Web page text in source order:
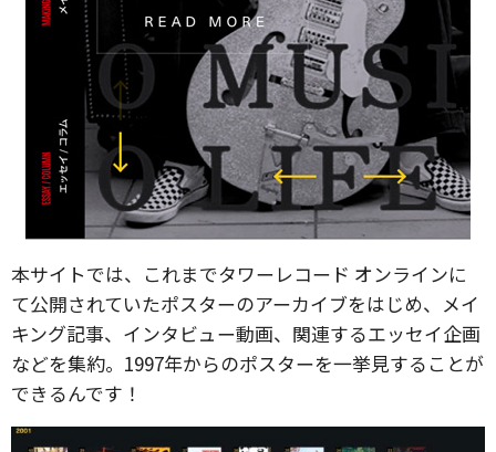
本サイトでは、これまでタワーレコード オンラインに
て公開されていたポスターのアーカイブをはじめ、メイ
キング記事、インタビュー動画、関連するエッセイ企画
などを集約。1997年からのポスターを一挙見することが
できるんです！